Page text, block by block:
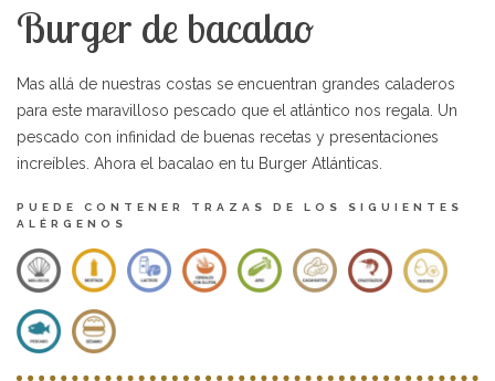
Burger de bacalao
Mas allá de nuestras costas se encuentran grandes caladeros
para este maravilloso pescado que el atlántico nos regala. Un
pescado con infinidad de buenas recetas y presentaciones
increíbles. Ahora el bacalao en tu Burger Atlánticas.
PUEDE CONTENER TRAZAS DE LOS SIGUIENTES
ALÉRGENOS